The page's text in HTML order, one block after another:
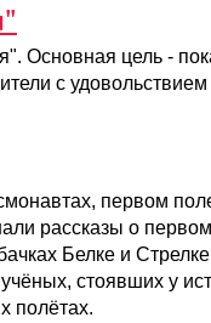
Основная цель -
с
первом
рассказы о
Белке и
стоявших у
полётах.